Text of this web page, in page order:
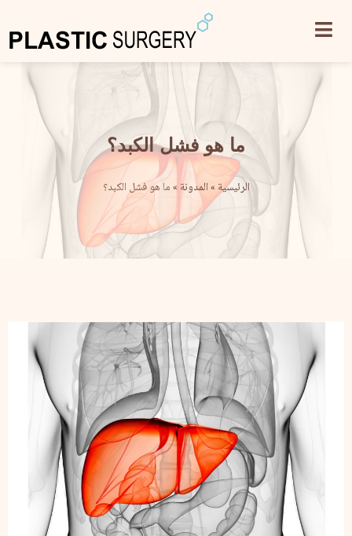
ما هو فشل الكبد؟
الرئيسية»المدونة »ما هو فشل الكبد؟